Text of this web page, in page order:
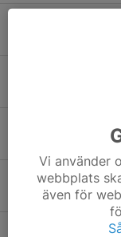
Inställd
10 jun,
Inställd
8 jun, 20:24
Vi använder
webbplats
även för